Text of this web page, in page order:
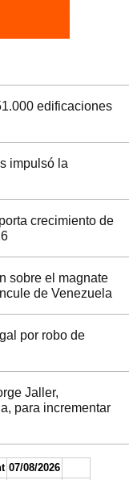
edificaciones
impulsó la
crecimiento de
sobre el magnate
de Venezuela
por robo de
Jaller,
para incrementar
07/08/2026